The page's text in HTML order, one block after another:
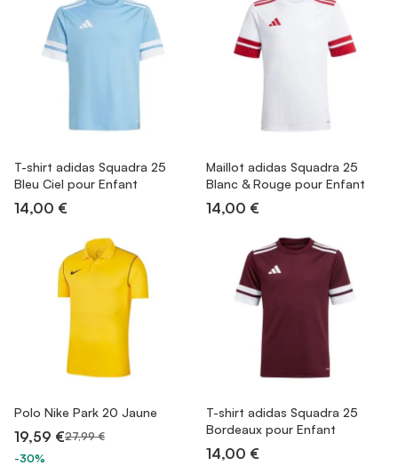
T-shirt adidas Squadra 25
Bleu Ciel pour Enfant
14,00 €
Maillot adidas Squadra 25
Blanc & Rouge pour Enfant
14,00 €
Polo Nike Park 20 Jaune
19,59 €27,99 €
-30%
T-shirt adidas Squadra 25
Bordeaux pour Enfant
14,00 €